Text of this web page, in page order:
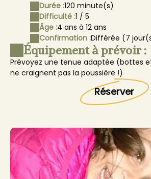
Durée :120 minute(s)
Difficulté :1 / 5
Âge :4 ans à 12 ans
Confirmation :Différée (7
Équipement à prévoir :
Prévoyez une tenue adaptée (bottes
ne craignent pas la poussière !)
Réserver